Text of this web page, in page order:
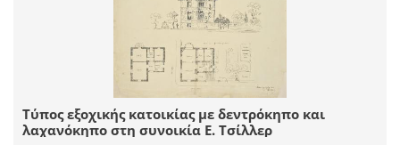
Τύπος εξοχικής κατοικίας με δεντρόκηπο και
λαχανόκηπο στη συνοικία Ε. Τσίλλερ